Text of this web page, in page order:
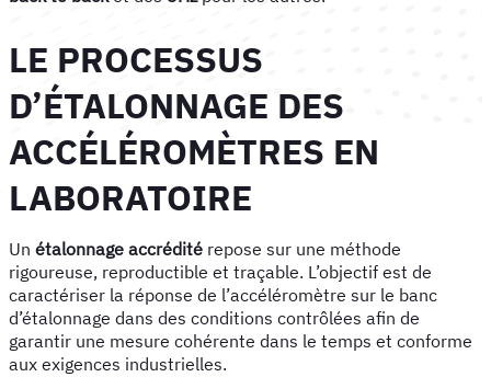
LE PROCESSUS
D’ÉTALONNAGE DES
ACCÉLÉROMÈTRES EN
LABORATOIRE
Un étalonnage accrédité repose sur une méthode
rigoureuse, reproductible et traçable. L’objectif est de
caractériser la réponse de l’accéléromètre sur le banc
d’étalonnage dans des conditions contrôlées afin de
garantir une mesure cohérente dans le temps et conforme
aux exigences industrielles.